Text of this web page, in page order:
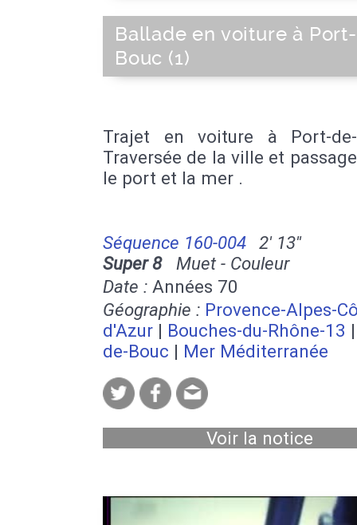
Ballade en voiture à
Bouc (1)
Trajet en voiture à Port-
Traversée de la ville et
le port et la mer .
Séquence 160-004
2' 13''
Super 8Muet - Couleur
Date : Années 70
Géographie : Provence-Alpes-
d'Azur | Bouches-du-Rhône-13
de-Bouc | Mer Méditerranée
Voir la notice